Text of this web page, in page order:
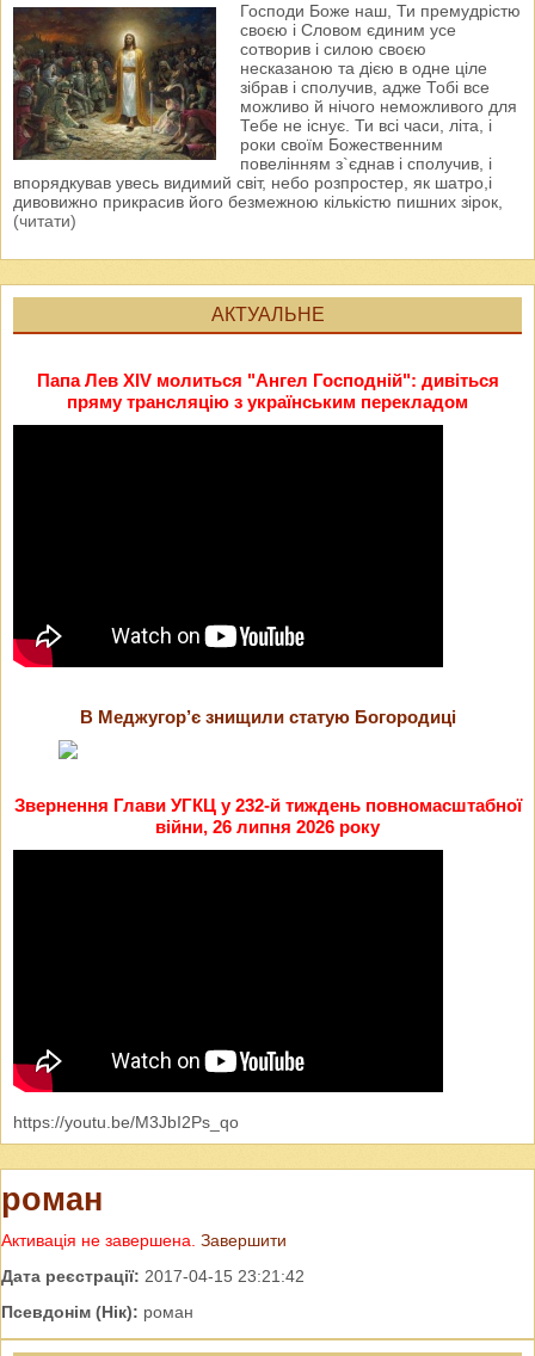
Господи Боже наш, Ти премудрістю
своєю і Словом єдиним усе
сотворив і силою своєю
несказаною та дією в одне ціле
зібрав і сполучив, адже Тобі все
можливо й нічого неможливого для
Тебе не існує. Ти всі часи, літа, і
роки своїм Божественним
повелінням з`єднав і сполучив, і
впорядкував увесь видимий світ, небо розпростер, як шатро,і
дивовижно прикрасив його безмежною кількістю пишних зірок,
(читати)
АКТУАЛЬНЕ
Папа Лев XIV молиться "Ангел Господній": дивіться
пряму трансляцію з українським перекладом
В Меджугор’є знищили статую Богородиці
Звернення Глави УГКЦ у 232-й тиждень повномасштабної
війни, 26 липня 2026 року
https://youtu.be/M3JbI2Ps_qo
роман
Активація не завершена. Завершити
Дата реєстрації: 2017-04-15 23:21:42
Псевдонім (Нік): роман